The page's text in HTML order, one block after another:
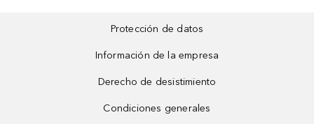
Protección de datos
Información de la empresa
Derecho de desistimiento
Condiciones generales